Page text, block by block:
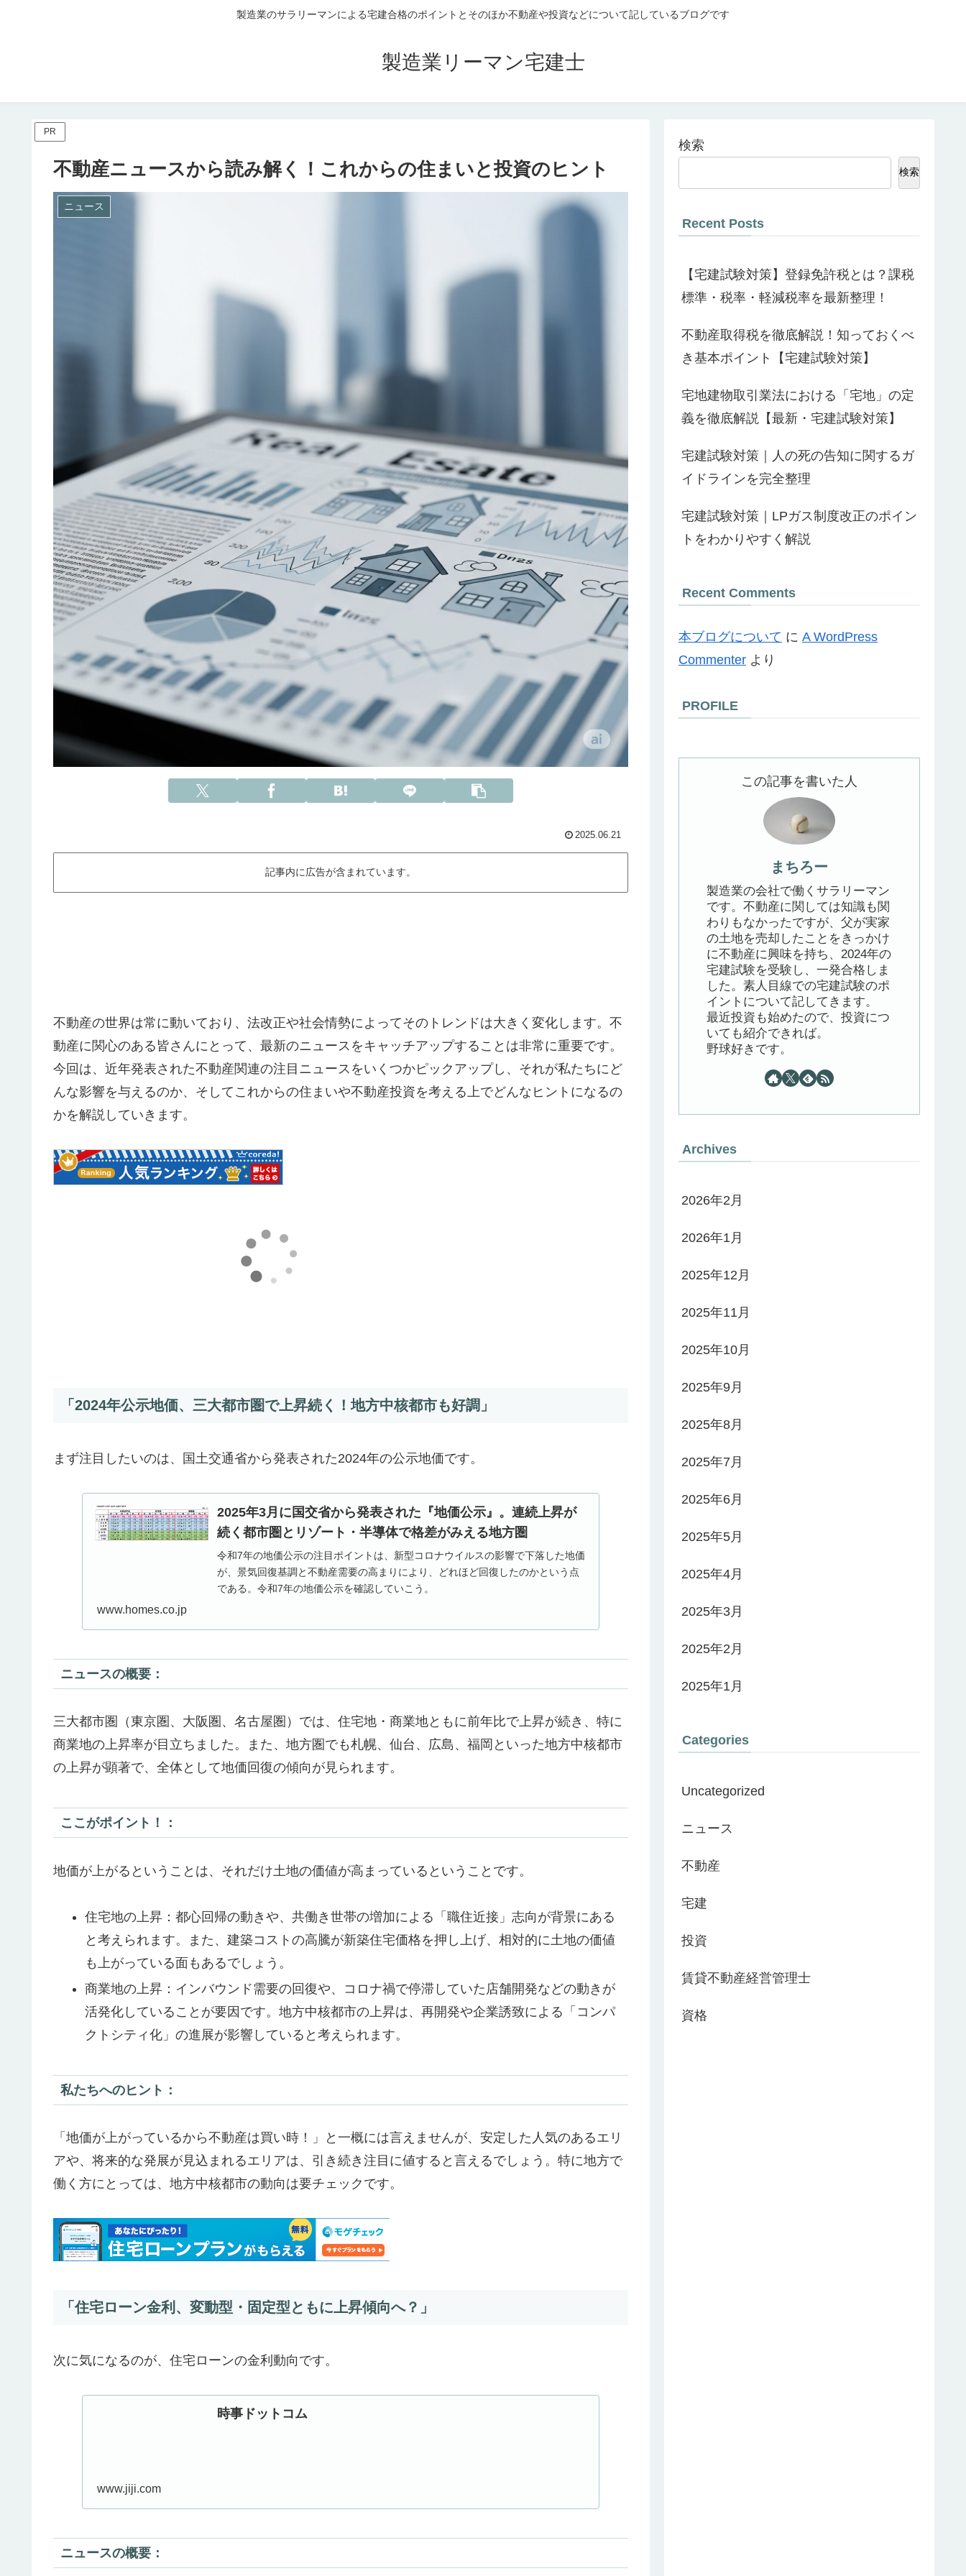
製造業のサラリーマンによる宅建合格のポイントとそのほか不動産や投資などについて記しているブログです
製造業リーマン宅建士
PR
不動産ニュースから読み解く！これからの住まいと投資のヒント
ニュース
2025.06.21
記事内に広告が含まれています。
不動産の世界は常に動いており、法改正や社会情勢によってそのトレンドは大きく変化します。不
動産に関心のある皆さんにとって、最新のニュースをキャッチアップすることは非常に重要です。
今回は、近年発表された不動産関連の注目ニュースをいくつかピックアップし、それが私たちにど
んな影響を与えるのか、そしてこれからの住まいや不動産投資を考える上でどんなヒントになるの
かを解説していきます。
「2024年公示地価、三大都市圏で上昇続く！地方中核都市も好調」
まず注目したいのは、国土交通省から発表された2024年の公示地価です。
2025年3月に国交省から発表された『地価公示』。連続上昇が
続く都市圏とリゾート・半導体で格差がみえる地方圏
令和7年の地価公示の注目ポイントは、新型コロナウイルスの影響で下落した地価
が、景気回復基調と不動産需要の高まりにより、どれほど回復したのかという点
である。令和7年の地価公示を確認していこう。
www.homes.co.jp
ニュースの概要：
三大都市圏（東京圏、大阪圏、名古屋圏）では、住宅地・商業地ともに前年比で上昇が続き、特に
商業地の上昇率が目立ちました。また、地方圏でも札幌、仙台、広島、福岡といった地方中核都市
の上昇が顕著で、全体として地価回復の傾向が見られます。
ここがポイント！：
地価が上がるということは、それだけ土地の価値が高まっているということです。
住宅地の上昇：都心回帰の動きや、共働き世帯の増加による「職住近接」志向が背景にある
と考えられます。また、建築コストの高騰が新築住宅価格を押し上げ、相対的に土地の価値
も上がっている面もあるでしょう。
商業地の上昇：インバウンド需要の回復や、コロナ禍で停滞していた店舗開発などの動きが
活発化していることが要因です。地方中核都市の上昇は、再開発や企業誘致による「コンパ
クトシティ化」の進展が影響していると考えられます。
私たちへのヒント：
「地価が上がっているから不動産は買い時！」と一概には言えませんが、安定した人気のあるエリ
アや、将来的な発展が見込まれるエリアは、引き続き注目に値すると言えるでしょう。特に地方で
働く方にとっては、地方中核都市の動向は要チェックです。
「住宅ローン金利、変動型・固定型ともに上昇傾向へ？」
次に気になるのが、住宅ローンの金利動向です。
時事ドットコム
www.jiji.com
ニュースの概要：
検索
検索
Recent Posts
【宅建試験対策】登録免許税とは？課税
標準・税率・軽減税率を最新整理！
不動産取得税を徹底解説！知っておくべ
き基本ポイント【宅建試験対策】
宅地建物取引業法における「宅地」の定
義を徹底解説【最新・宅建試験対策】
宅建試験対策｜人の死の告知に関するガ
イドラインを完全整理
宅建試験対策｜LPガス制度改正のポイン
トをわかりやすく解説
Recent Comments
本ブログについて に A WordPress
Commenter より
PROFILE
この記事を書いた人
まちろー
製造業の会社で働くサラリーマン
です。不動産に関しては知識も関
わりもなかったですが、父が実家
の土地を売却したことをきっかけ
に不動産に興味を持ち、2024年の
宅建試験を受験し、一発合格しま
した。素人目線での宅建試験のポ
イントについて記してきます。
最近投資も始めたので、投資につ
いても紹介できれば。
野球好きです。
Archives
2026年2月
2026年1月
2025年12月
2025年11月
2025年10月
2025年9月
2025年8月
2025年7月
2025年6月
2025年5月
2025年4月
2025年3月
2025年2月
2025年1月
Categories
Uncategorized
ニュース
不動産
宅建
投資
賃貸不動産経営管理士
資格